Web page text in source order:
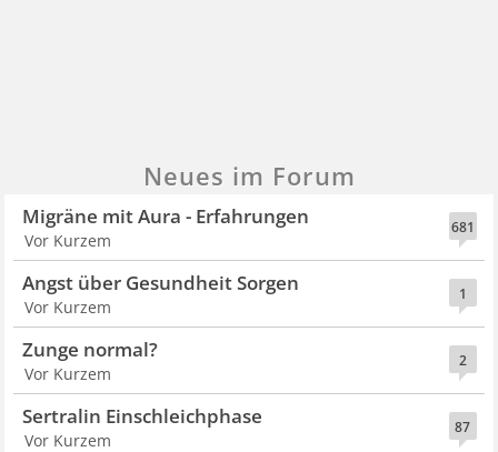
Neues im Forum
681
Migräne mit Aura - Erfahrungen
Vor Kurzem
1
Angst über Gesundheit Sorgen
Vor Kurzem
2
Zunge normal?
Vor Kurzem
87
Sertralin Einschleichphase
Vor Kurzem